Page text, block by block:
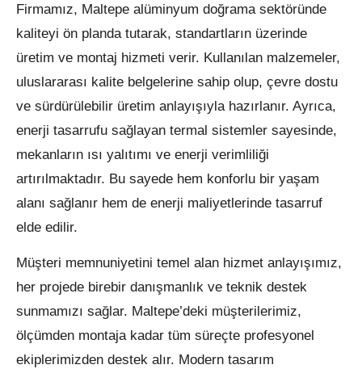
Firmamız, Maltepe alüminyum doğrama sektöründe
kaliteyi ön planda tutarak, standartların üzerinde
üretim ve montaj hizmeti verir. Kullanılan malzemeler,
uluslararası kalite belgelerine sahip olup, çevre dostu
ve sürdürülebilir üretim anlayışıyla hazırlanır. Ayrıca,
enerji tasarrufu sağlayan termal sistemler sayesinde,
mekanların ısı yalıtımı ve enerji verimliliği
artırılmaktadır. Bu sayede hem konforlu bir yaşam
alanı sağlanır hem de enerji maliyetlerinde tasarruf
elde edilir.
Müşteri memnuniyetini temel alan hizmet anlayışımız,
her projede birebir danışmanlık ve teknik destek
sunmamızı sağlar. Maltepe’deki müşterilerimiz,
ölçümden montaja kadar tüm süreçte profesyonel
ekiplerimizden destek alır. Modern tasarım